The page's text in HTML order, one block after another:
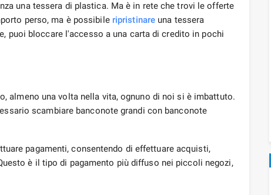
una tessera di plastica. Ma è in rete che trovi le offerte
perso, ma è possibile ripristinare una tessera
puoi bloccare l'accesso a una carta di credito in pochi
almeno una volta nella vita, ognuno di noi si è imbattuto.
scambiare banconote grandi con banconote
pagamenti, consentendo di effettuare acquisti,
è il tipo di pagamento più diffuso nei piccoli negozi,